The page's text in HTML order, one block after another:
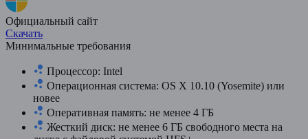
Официальный сайт
Скачать
Минимальные требования
Процессор: Intel
Операционная система: OS X 10.10 (Yosemite) или
новее
Оперативная память: не менее 4 ГБ
Жесткий диск: не менее 6 ГБ свободного места на